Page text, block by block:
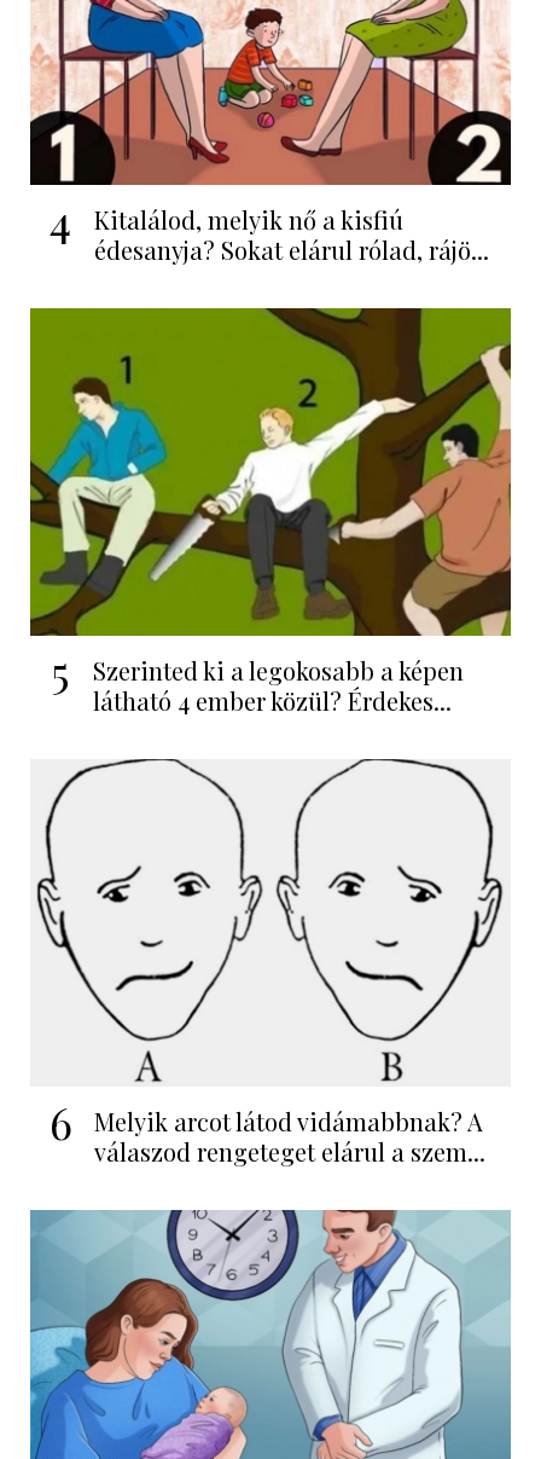
4
Kitalálod, melyik nő a kisfiú
édesanyja? Sokat elárul rólad, rájö...
5
Szerinted ki a legokosabb a képen
látható 4 ember közül? Érdekes...
6
Melyik arcot látod vidámabbnak? A
válaszod rengeteget elárul a szem...